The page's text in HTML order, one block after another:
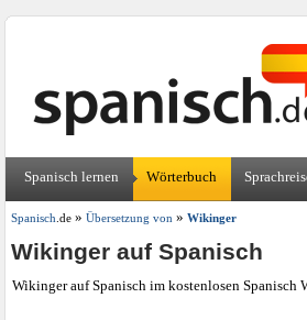
Spanisch lernen Wörterbuch
Spanisch .de» Übersetzung von» Wikinger
Wikinger auf Spanisch
Wikinger auf Spanisch im kostenlosen Spanisch